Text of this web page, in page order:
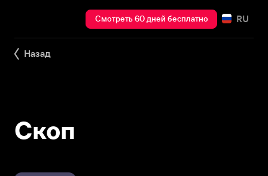
Смотреть 60 дней бесплатно RU
Назад
Скоп